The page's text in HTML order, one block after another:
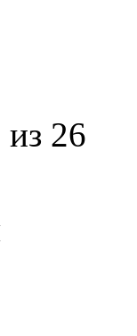
из 26